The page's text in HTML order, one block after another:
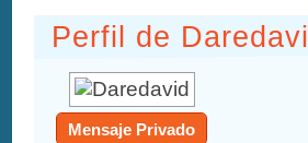
Perfil de
Mensaje Privado